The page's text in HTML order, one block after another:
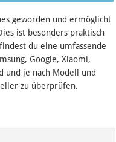
geworden und ermöglicht
ist besonders praktisch
du eine umfassende
Google, Xiaomi,
und je nach Modell und
zu überprüfen.